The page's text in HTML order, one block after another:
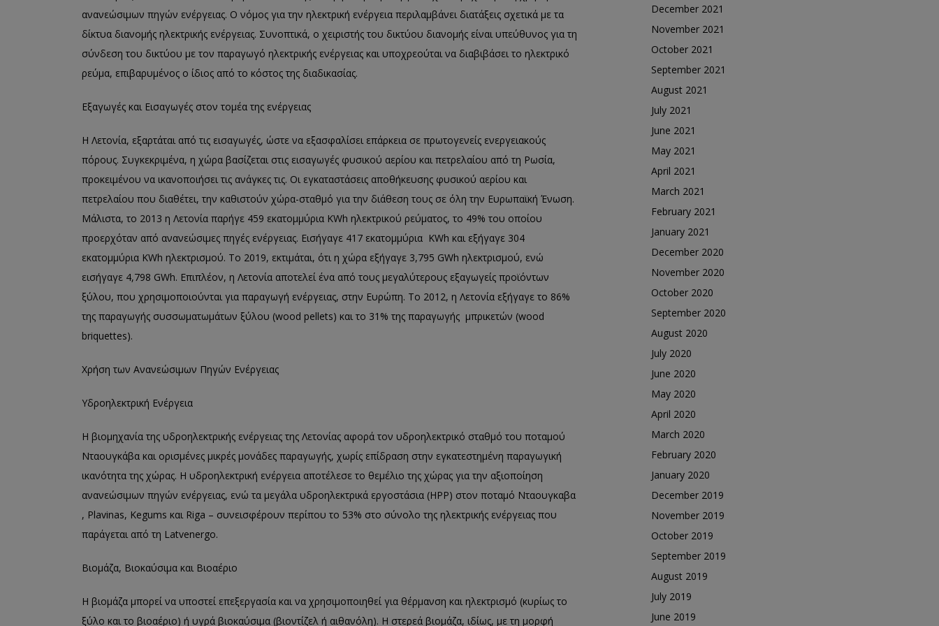
ανανεώσιμων πηγών ενέργειας. Ο νόμος για την ηλεκτρική ενέργεια περιλαμβάνει διατάξεις σχετικά με τα
δίκτυα διανομής ηλεκτρικής ενέργειας. Συνοπτικά, ο χειριστής του δικτύου διανομής είναι υπεύθυνος για τη
σύνδεση του δικτύου με τον παραγωγό ηλεκτρικής ενέργειας και υποχρεούται να διαβιβάσει το ηλεκτρικό
ρεύμα, επιβαρυμένος ο ίδιος από το κόστος της διαδικασίας.
Εξαγωγές και Εισαγωγές στον τομέα της ενέργειας
Η Λετονία, εξαρτάται από τις εισαγωγές, ώστε να εξασφαλίσει επάρκεια σε πρωτογενείς ενεργειακούς
πόρους. Συγκεκριμένα, η χώρα βασίζεται στις εισαγωγές φυσικού αερίου και πετρελαίου από τη Ρωσία,
προκειμένου να ικανοποιήσει τις ανάγκες τις. Οι εγκαταστάσεις αποθήκευσης φυσικού αερίου και
πετρελαίου που διαθέτει, την καθιστούν χώρα-σταθμό για την διάθεση τους σε όλη την Ευρωπαϊκή Ένωση.
Μάλιστα, το 2013 η Λετονία παρήγε 459 εκατομμύρια KWh ηλεκτρικού ρεύματος, το 49% του οποίου
προερχόταν από ανανεώσιμες πηγές ενέργειας. Εισήγαγε 417 εκατομμύρια KWh και εξήγαγε 304
εκατομμύρια KWh ηλεκτρισμού. Το 2019, εκτιμάται, ότι η χώρα εξήγαγε 3,795 GWh ηλεκτρισμού, ενώ
εισήγαγε 4,798 GWh. Επιπλέον, η Λετονία αποτελεί ένα από τους μεγαλύτερους εξαγωγείς προϊόντων
ξύλου, που χρησιμοποιούνται για παραγωγή ενέργειας, στην Ευρώπη. Το 2012, η Λετονία εξήγαγε το 86%
της παραγωγής συσσωματωμάτων ξύλου (wood pellets) και το 31% της παραγωγής μπρικετών (wood
briquettes).
Χρήση των Ανανεώσιμων Πηγών Ενέργειας
Υδροηλεκτρική Ενέργεια
Η βιομηχανία της υδροηλεκτρικής ενέργειας της Λετονίας αφορά τον υδροηλεκτρικό σταθμό του ποταμού
Νταουγκάβα και ορισμένες μικρές μονάδες παραγωγής, χωρίς επίδραση στην εγκατεστημένη παραγωγική
ικανότητα της χώρας. Η υδροηλεκτρική ενέργεια αποτέλεσε το θεμέλιο της χώρας για την αξιοποίηση
ανανεώσιμων πηγών ενέργειας, ενώ τα μεγάλα υδροηλεκτρικά εργοστάσια (HPP) στον ποταμό Νταουγκαβα
, Plavinas, Kegums και Riga – συνεισφέρουν περίπου το 53% στο σύνολο της ηλεκτρικής ενέργειας που
παράγεται από τη Latvenergo.
Βιομάζα, Βιοκαύσιμα και Βιοαέριο
Η βιομάζα μπορεί να υποστεί επεξεργασία και να χρησιμοποιηθεί για θέρμανση και ηλεκτρισμό (κυρίως το
ξύλο και το βιοαέριο) ή υγρά βιοκαύσιμα (βιοντίζελ ή αιθανόλη). Η στερεά βιομάζα, ιδίως, με τη μορφή
December 2021
November 2021
October 2021
September 2021
August 2021
July 2021
June 2021
May 2021
April 2021
March 2021
February 2021
January 2021
December 2020
November 2020
October 2020
September 2020
August 2020
July 2020
June 2020
May 2020
April 2020
March 2020
February 2020
January 2020
December 2019
November 2019
October 2019
September 2019
August 2019
July 2019
June 2019